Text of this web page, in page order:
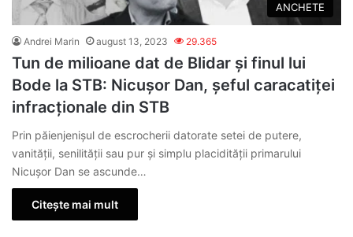
ANCHETE
Andrei Marin august 13, 2023 29.365
Tun de milioane dat de Blidar și finul lui
Bode la STB: Nicușor Dan, șeful caracatiței
infracționale din STB
Prin păienjenișul de escrocherii datorate setei de putere,
vanității, senilității sau pur și simplu placidității primarului
Nicușor Dan se ascunde…
Citește mai mult